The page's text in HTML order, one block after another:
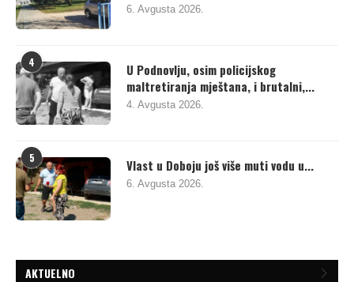
6. Avgusta 2026.
4
U Podnovlju, osim policijskog
maltretiranja mještana, i brutalni,...
4. Avgusta 2026.
5 Vlast u Doboju još više muti vodu u...
6. Avgusta 2026.
AKTUELNO